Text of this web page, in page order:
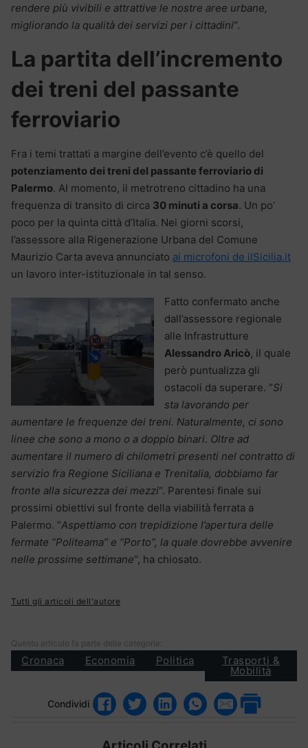
rendere più vivibili e attrattive le nostre aree urbane,
migliorando la qualità dei servizi per i cittadini“.
La partita dell’incremento
dei treni del passante
ferroviario
Fra i temi trattati a margine dell’evento c’è quello del
potenziamento dei treni del passante ferroviario di
Palermo. Al momento, il metrotreno cittadino ha una
frequenza di transito di circa 30 minuti a corsa. Un po’
poco per la quinta città d’Italia. Nei giorni scorsi,
l’assessore alla Rigenerazione Urbana del Comune
Maurizio Carta aveva annunciato ai microfoni de ilSicilia.it
un lavoro inter-istituzionale in tal senso.
Fatto confermato anche
dall’assessore regionale
alle Infrastrutture
Alessandro Aricò, il quale
però puntualizza gli
ostacoli da superare. “Si
sta lavorando per
aumentare le frequenze dei treni. Naturalmente, ci sono
linee che sono a mono o a doppio binari. Oltre ad
aumentare il numero di chilometri presenti nel contratto di
servizio fra Regione Siciliana e Trenitalia, dobbiamo far
fronte alla sicurezza dei mezzi“. Parentesi finale sui
prossimi obiettivi sul fronte della viabilità ferrata a
Palermo. “Aspettiamo con trepidizione l’apertura delle
fermate “Politeama” e “Porto”, la quale dovrebbe avvenire
nelle prossime settimane“, ha chiosato.
Tutti gli articoli dell'autore
Questo articolo fa parte delle categorie:
Cronaca Economia Politica Trasporti &
Mobilità
Condividi